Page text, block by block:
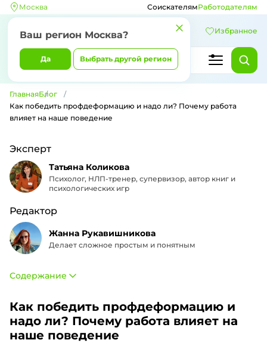
Москва
Ваш регион Москва?
Да Выбрать другой регион
СоискателямРаботодателям
Избранное
ГлавнаяБлог
Как победить профдеформацию и надо ли? Почему работа
влияет на наше поведение
Как победить профдеформацию и
надо ли? Почему работа влияет на
наше поведение
Эксперт
Татьяна Коликова
Психолог, НЛП-тренер, супервизор, автор книг и
психологических игр
Редактор
Жанна Рукавишникова
Делает сложное простым и понятным
Содержание